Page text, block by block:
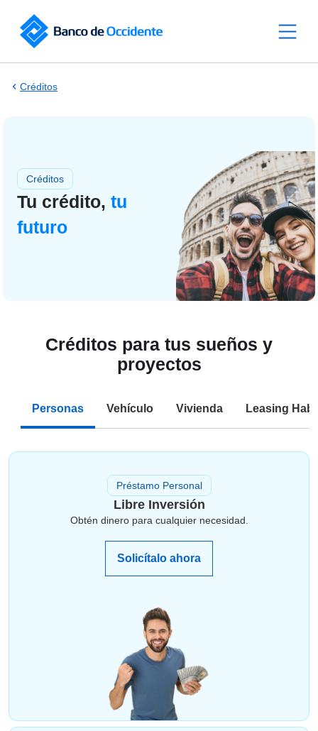
Saltar al contenido principal
Créditos
Créditos
Tu crédito, tu
futuro
Créditos para tus sueños y
proyectos
Personas Vehículo Vivienda Leasing
Préstamo Personal
Libre Inversión
Obtén dinero para cualquier necesidad.
Solicítalo ahora